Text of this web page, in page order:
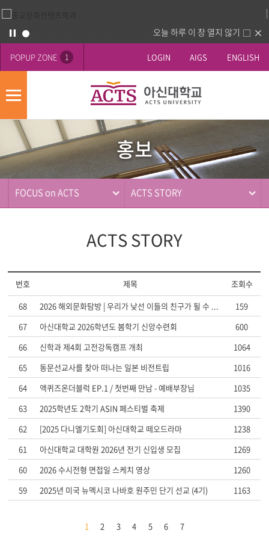
오늘 하루 이 창 열지 않기
POPUP ZONE 1 LOGIN AIGS ENGLISH
모
일
메
뉴
역
홍보
FOCUS on ACTS ACTS STORY
ACTS STORY
번호 제목
조회수
68
2026 해외문화탐방 | 우리가 낮선 이들의 친구가 될 수 ...
159
67
아신대학교 2026학년도 봄학기 신앙수련회
600
66
신학과 제4회 고전강독캠프 개최
1064
65
동문선교사를 찾아 떠나는 일본 비전트립
1016
64
액퀴즈온더블럭 EP.1 / 첫번째 만남 - 예배부장님
1035
63
2025학년도 2학기 ASIN 페스티벌 축제
1390
62
[2025 다니엘기도회] 아신대학교 떼오드라마
1238
61
아신대학교 대학원 2026년 전기 신입생 모집
1269
60
2026 수시전형 면접일 스케치 영상
1260
59
2025년 미국 뉴멕시코 나바호 원주민 단기 선교 (4기) 1163
1 2 3 4 5 6 7